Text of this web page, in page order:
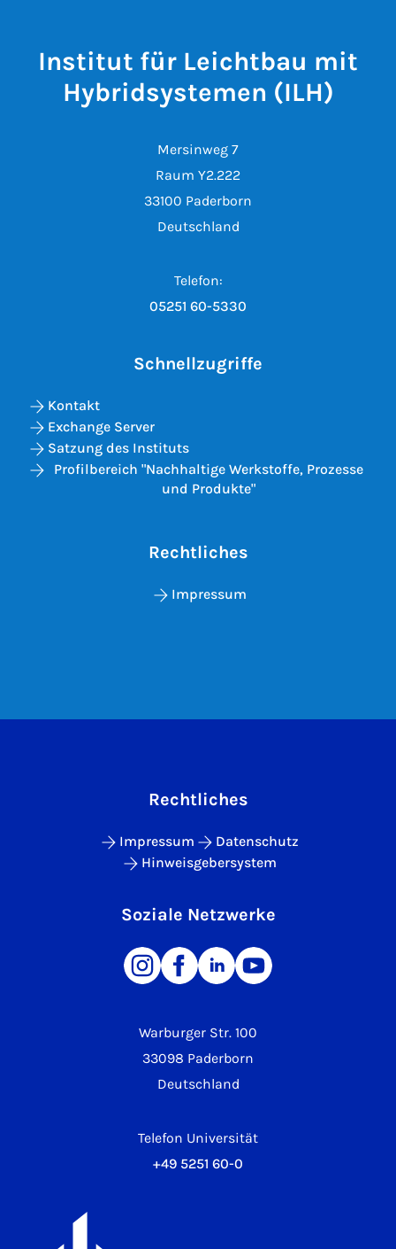
Institut für Leichtbau mit
Hybridsystemen (ILH)
Mersinweg 7
Raum Y2.222
33100 Paderborn
Deutschland
Telefon:
05251 60-5330
Schnellzugriffe
Kontakt
Exchange Server
Satzung des Instituts
Profilbereich "Nachhaltige Werkstoffe, Prozesse
und Produkte"
Rechtliches
Impressum
Warburger Str. 100
33098 Paderborn
Deutschland
Telefon Universität
+49 5251 60-0
Rechtliches
Impressum
Datenschutz
Hinweisgebersystem
Soziale Netzwerke